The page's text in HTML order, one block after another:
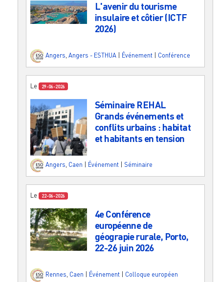
L'avenir du tourisme
insulaire et côtier (ICTF
2026)
Angers Angers - ESTHUA Événement Conférence
Le 29-06-2026
Séminaire REHAL
Grands événements et
conflits urbains : habitat
et habitants en tension
Angers, Caen Événement Séminaire
Le 22-06-2026
4e Conférence
européenne de
géograpie rurale, Porto,
22-26 juin 2026
Rennes Caen Événement Colloque européen